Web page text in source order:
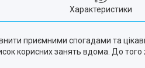
Характеристики
приємними спогадами та
корисних занять вдома. До